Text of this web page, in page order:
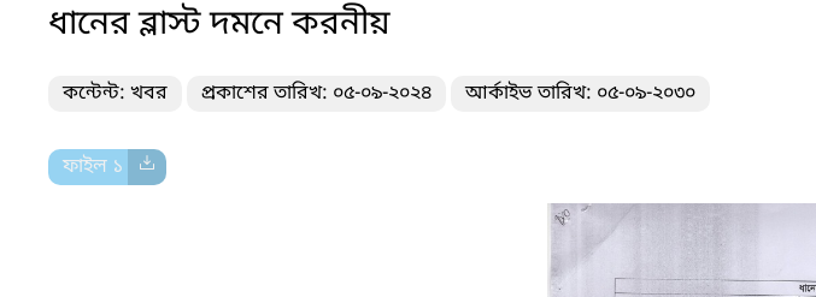
ধানের ব্লাস্ট দমনে করনীয়
কন্টেন্ট: খবর প্রকাশের তারিখ: ০৫-০৯-২০২৪ আর্কাইভ তারিখ: ০৫-০৯-২০৩০
ফাইল ১